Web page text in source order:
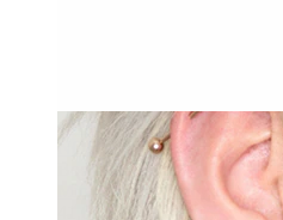
-15%
Bodymod Trend
Mini labret din titan cu inimă
41,65 Lei49,00 Lei